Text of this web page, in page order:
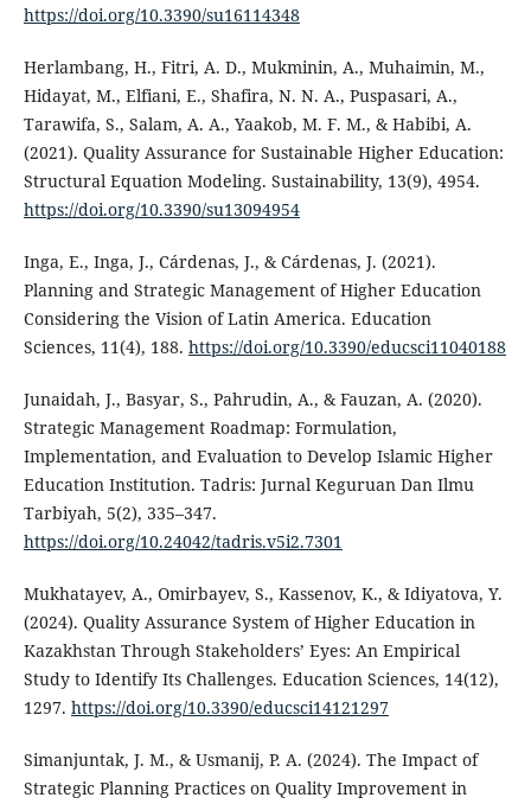
https://doi.org/10.3390/su16114348
Herlambang, H., Fitri, A. D., Mukminin, A., Muhaimin, M.,
Hidayat, M., Elfiani, E., Shafira, N. N. A., Puspasari, A.,
Tarawifa, S., Salam, A. A., Yaakob, M. F. M., & Habibi, A.
(2021). Quality Assurance for Sustainable Higher Education:
Structural Equation Modeling. Sustainability, 13(9), 4954.
https://doi.org/10.3390/su13094954
Inga, E., Inga, J., Cárdenas, J., & Cárdenas, J. (2021).
Planning and Strategic Management of Higher Education
Considering the Vision of Latin America. Education
Sciences, 11(4), 188. https://doi.org/10.3390/educsci11040188
Junaidah, J., Basyar, S., Pahrudin, A., & Fauzan, A. (2020).
Strategic Management Roadmap: Formulation,
Implementation, and Evaluation to Develop Islamic Higher
Education Institution. Tadris: Jurnal Keguruan Dan Ilmu
Tarbiyah, 5(2), 335–347.
https://doi.org/10.24042/tadris.v5i2.7301
Mukhatayev, A., Omirbayev, S., Kassenov, K., & Idiyatova, Y.
(2024). Quality Assurance System of Higher Education in
Kazakhstan Through Stakeholders’ Eyes: An Empirical
Study to Identify Its Challenges. Education Sciences, 14(12),
1297. https://doi.org/10.3390/educsci14121297
Simanjuntak, J. M., & Usmanij, P. A. (2024). The Impact of
Strategic Planning Practices on Quality Improvement in